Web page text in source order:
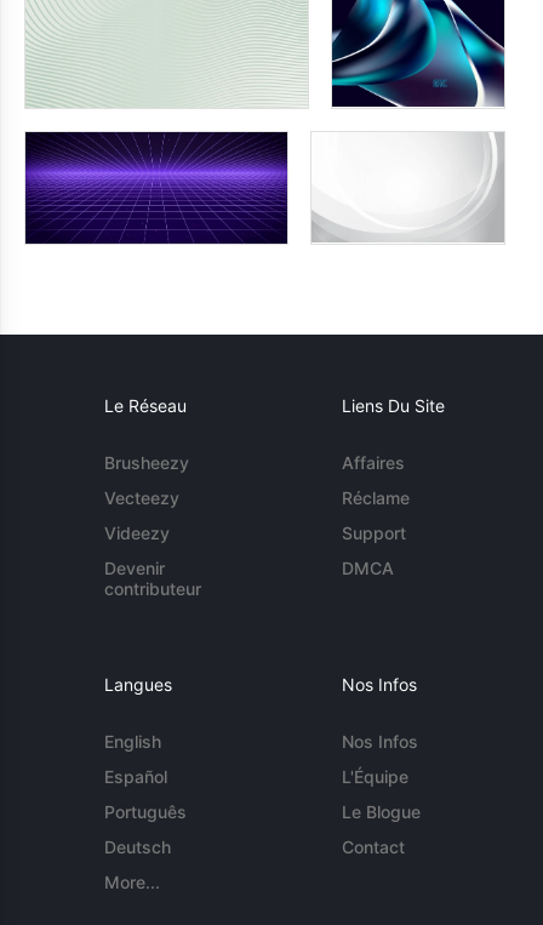
Le Réseau
Brusheezy
Vecteezy
Videezy
Devenir
contributeur
Liens Du Site
Affaires
Réclame
Support
DMCA
Langues
English
Español
Português
Deutsch
More...
Nos Infos
Nos Infos
L'Équipe
Le Blogue
Contact